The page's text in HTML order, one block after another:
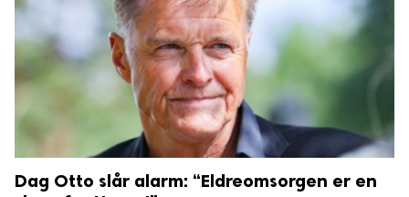
Dag Otto slår alarm: “Eldreomsorgen er en